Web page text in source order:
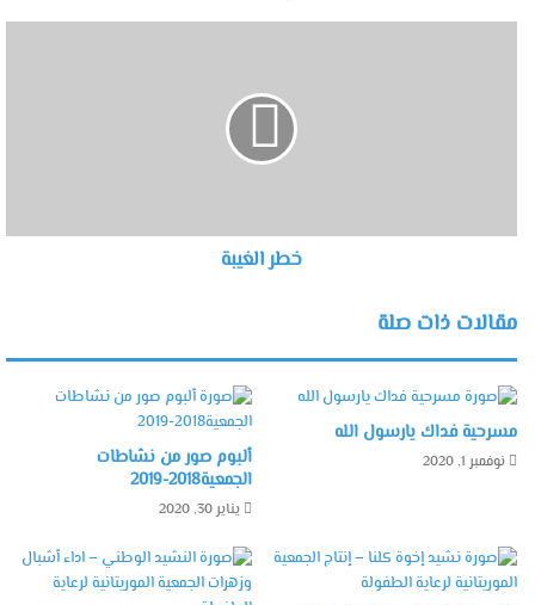
خطر الغيبة
مقالات ذات صلة
مسرحية فداك يارسول الله
نوفمبر 1, 2020
ألبوم صور من نشاطات
الجمعية2018-2019
يناير 30, 2020